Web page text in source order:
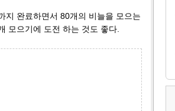
지 완료하면서 80개의 비늘을 모으는
모으기에 도전 하는 것도 좋다.